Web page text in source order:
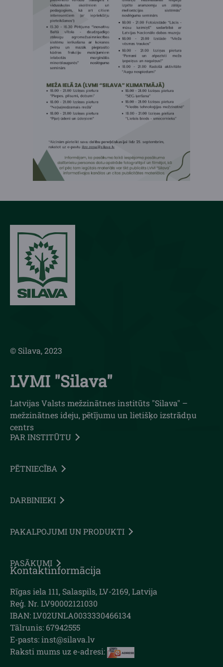
© Silava, 2023
LVMI "Silava"
Latvijas Valsts mežzinātnes institūts "Silava" –
mežzinātnes ideju, pētījumu un lietišķo izstrādņu
centrs
PAR INSTITŪTU
PĒTNIECĪBA
DARBINIEKI
PAKALPOJUMI UN PRODUKTI
PASĀKUMI
Kontaktinformācija
Rīgas iela 111, Salaspils, LV-2169, Latvija
Reģ. Nr. LV90002121030
IBAN: LV02UNLA0033330466134
Tālrunis: 67942555
E-pasts: inst@silava.lv
Raksti mums uz e-adresi: